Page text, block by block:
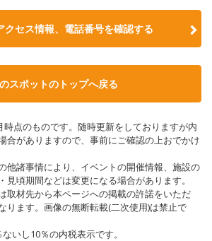
クセス情報、電話番号を確認する
スポットのトップへ戻る
点のものです。随時更新をしておりますが内
合がありますので、事前にご確認の上おでかけ
他諸事情により、イベントの開催情報、施設の
見頃期間などは変更になる場合があります。
取材先から本ページへの掲載の許諾をいただ
ります。画像の無断転載(二次使用)は禁止で
いし10％の内税表示です。